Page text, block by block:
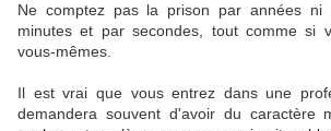
Ne comptez pas la prison par années ni
minutes et par secondes, tout comme si
vous-mêmes.
Il est vrai que vous entrez dans une
demandera souvent d'avoir du caractère